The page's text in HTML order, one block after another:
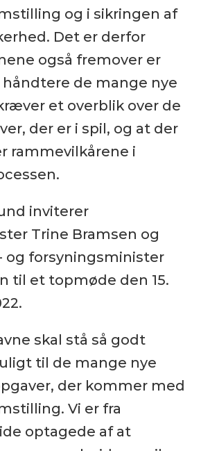
og i sikringen af
Det er derfor
også fremover er
de mange nye
et overblik over de
der er i spil, og at der
rammevilkårene i
inviterer
Trine Bramsen og
og forsyningsminister
til et topmøde den 15.
skal stå så godt
til de mange nye
der kommer med
Vi er fra
optagede af at